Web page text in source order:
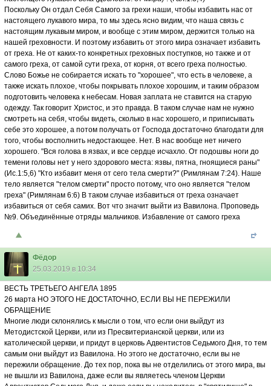
Поскольку Он отдал Себя Самого за грехи наши, чтобы избавить нас от
настоящего лукавого мира, то мы здесь ясно видим, что наша связь с
настоящим лукавым миром, и вообще с этим миром, держится только на
нашей греховности. И поэтому избавить от этого мира означает избавить
от греха. Не от каких-то конкретных греховных поступков, но также и от
самого греха, от самой сути греха, от корня, от всего греха полностью.
Слово Божье не собирается искать то "хорошее", что есть в человеке, а
также искать плохое, чтобы покрывать плохое хорошим, и таким образом
подготовить человека к небесам. Новая заплата не ставится на старую
одежду. Так говорит Христос, и это правда. В таком случае нам не нужно
смотреть на себя, чтобы видеть, сколько в нас хорошего, и приписывать
себе это хорошее, а потом получать от Господа достаточно благодати для
того, чтобы восполнить недостающее. Нет. В нас вообще нет ничего
хорошего. "Вся голова в язвах, и все сердце исчахло. От подошвы ноги до
темени головы нет у него здорового места: язвы, пятна, гноящиеся раны"
(Ис.1:5,6) "Кто избавит меня от сего тела смерти?" (Римлянам 7:24). Наше
тело является "телом смерти" просто потому, что оно является "телом
греха" (Римлянам 6:6) В таком случае избавиться от греха означает
избавиться от себя самих. Вот что значит выйти из Вавилона. Проповедь
№9. Объединённые отряды мальчиков. Избавление от самого греха
Фёдор
25.03.2019 в 10:34
ВЕСТЬ ТРЕТЬЕГО АНГЕЛА 1895
26 марта НО ЭТОГО НЕ ДОСТАТОЧНО, ЕСЛИ ВЫ НЕ ПЕРЕЖИЛИ
ОБРАЩЕНИЕ
Многие люди склонялись к мысли о том, что если они выйдут из
Методистской Церкви, или из Пресвитерианской церкви, или из
католической церкви, и придут в церковь Адвентистов Седьмого Дня, то тем
самым они выйдут из Вавилона. Но этого не достаточно, если вы не
пережили обращение. До тех пор, пока вы не отделились от этого мира, вы
не вышли из Вавилона, даже если вы являетесь членом Церкви